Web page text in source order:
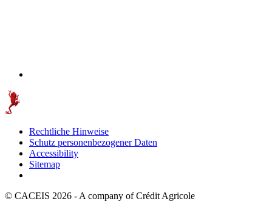
Rechtliche Hinweise
Schutz personenbezogener Daten
Accessibility
Sitemap
© CACEIS 2026 - A company of Crédit Agricole